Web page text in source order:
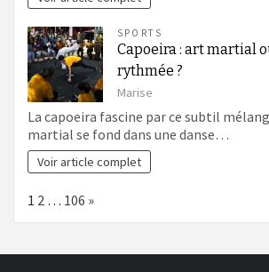
SPORTS
Capoeira : art martial
rythmée ?
Marise
La capoeira fascine par ce subtil
martial se fond dans une danse…
Voir article complet
Page:
1 2 … 106 Next
»